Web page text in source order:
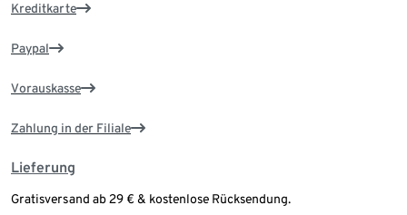
Kreditkarte
Paypal
Vorauskasse
Zahlung in der Filiale
Lieferung
Gratisversand ab 29 € & kostenlose Rücksendung.